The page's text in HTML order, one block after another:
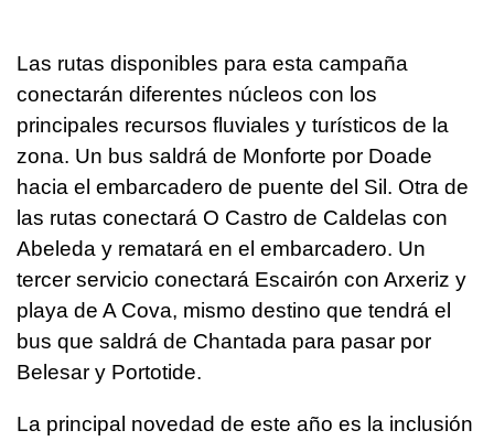
Las rutas disponibles para esta campaña
conectarán diferentes núcleos con los
principales recursos fluviales y turísticos de la
zona. Un bus saldrá de Monforte por Doade
hacia el embarcadero de puente del Sil. Otra de
las rutas conectará O Castro de Caldelas con
Abeleda y rematará en el embarcadero. Un
tercer servicio conectará Escairón con Arxeriz y
playa de A Cova, mismo destino que tendrá el
bus que saldrá de Chantada para pasar por
Belesar y Portotide.
La principal novedad de este año es la inclusión